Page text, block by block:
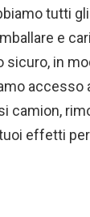
tutti
e
in
accesso
camion,
effetti